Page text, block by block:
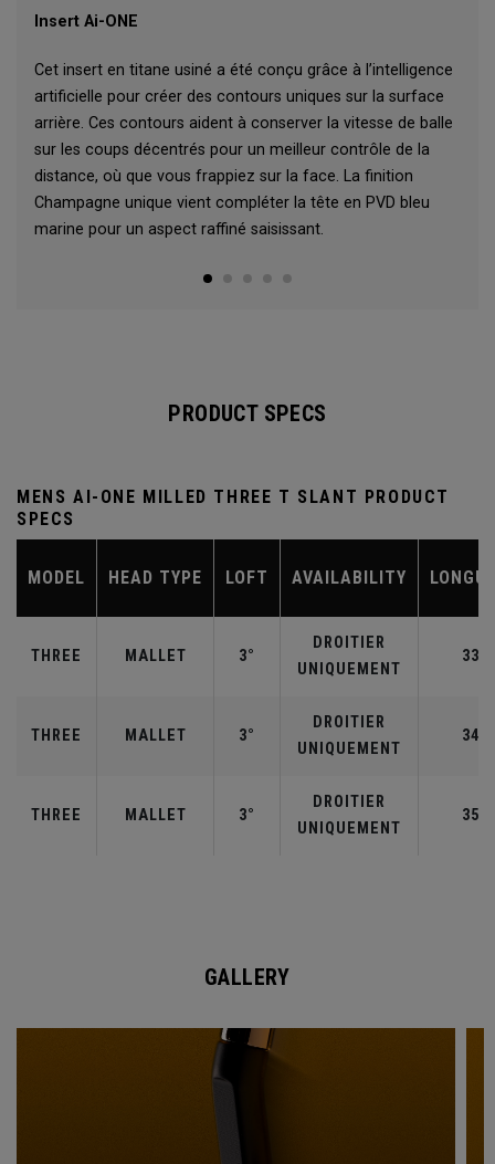
Insert Ai-ONE
Cet insert en titane usiné a été conçu grâce à l’intelligence
artificielle pour créer des contours uniques sur la surface
arrière. Ces contours aident à conserver la vitesse de balle
sur les coups décentrés pour un meilleur contrôle de la
distance, où que vous frappiez sur la face. La finition
Champagne unique vient compléter la tête en PVD bleu
marine pour un aspect raffiné saisissant.
PRODUCT SPECS
MENS AI-ONE MILLED THREE T SLANT PRODUCT
SPECS
MODEL HEAD TYPE LOFT AVAILABILITY
THREE MALLET 3°
DROITIER
UNIQUEMENT
33"
THREE MALLET 3°
DROITIER
UNIQUEMENT
34"
THREE MALLET 3°
DROITIER
UNIQUEMENT
35"
GALLERY